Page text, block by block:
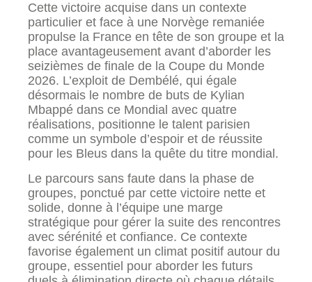
Cette victoire acquise dans un contexte
particulier et face à une Norvège remaniée
propulse la France en tête de son groupe et la
place avantageusement avant d’aborder les
seizièmes de finale de la Coupe du Monde
2026. L’exploit de Dembélé, qui égale
désormais le nombre de buts de Kylian
Mbappé dans ce Mondial avec quatre
réalisations, positionne le talent parisien
comme un symbole d’espoir et de réussite
pour les Bleus dans la quête du titre mondial.
Le parcours sans faute dans la phase de
groupes, ponctué par cette victoire nette et
solide, donne à l’équipe une marge
stratégique pour gérer la suite des rencontres
avec sérénité et confiance. Ce contexte
favorise également un climat positif autour du
groupe, essentiel pour aborder les futurs